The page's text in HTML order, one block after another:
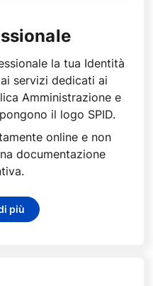
la tua Identità
servizi dedicati ai
Amministrazione e
il logo SPID.
online e non
documentazione
più